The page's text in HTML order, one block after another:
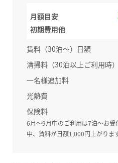
月額目安
初期費用他
賃料（30泊～）日額
清掃料（30泊以上ご利用時）
一名様追加料
光熱費
保険料
6月～9月中のご利用は7泊～お受
中、賃料が日額1,000円上がります